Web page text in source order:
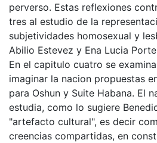
perverso. Estas reflexiones
tres al estudio de la
subjetividades homosexual y
Abilio Estevez y Ena Lucia
En el capitulo cuatro se
imaginar la nacion propuestas
para Oshun y Suite Habana. El
estudia, como lo sugiere
"artefacto cultural", es decir
creencias compartidas, en